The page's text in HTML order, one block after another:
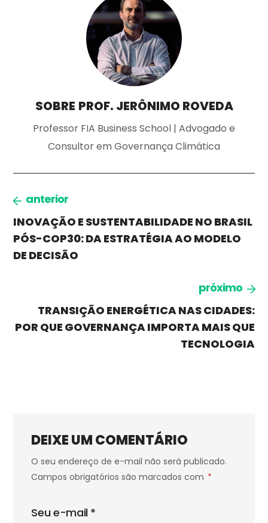
SOBRE PROF. JERÔNIMO ROVEDA
Professor FIA Business School | Advogado e
Consultor em Governança Climática
anterior
INOVAÇÃO E SUSTENTABILIDADE NO BRASIL
PÓS-COP30: DA ESTRATÉGIA AO MODELO
DE DECISÃO
próximo
TRANSIÇÃO ENERGÉTICA NAS CIDADES:
POR QUE GOVERNANÇA IMPORTA MAIS QUE
TECNOLOGIA
DEIXE UM COMENTÁRIO
O seu endereço de e-mail não será publicado.
Campos obrigatórios são marcados com *